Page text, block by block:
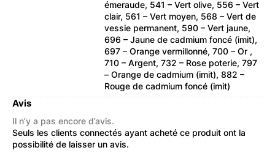
émeraude, 541 – Vert olive, 556 – Vert
clair, 561 – Vert moyen, 568 – Vert de
vessie permanent, 590 – Vert jaune,
696 – Jaune de cadmium foncé (imit),
697 – Orange vermillonné, 700 – Or ​,
710 – Argent, 732 – Rose poterie, 797
– Orange de cadmium (imit), 882 –
Rouge de cadmium foncé (imit)
Avis
Il n’y a pas encore d’avis.
Seuls les clients connectés ayant acheté ce produit ont la
possibilité de laisser un avis.